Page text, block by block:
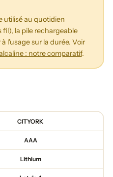
utilisé au quotidien
fil), la pile rechargeable
l'usage sur la durée. Voir
: notre comparatif.
CITYORK
AAA
Lithium